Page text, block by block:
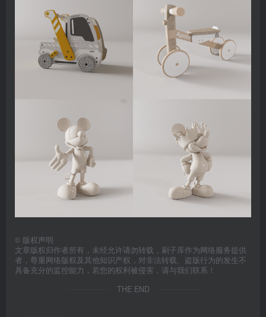
© 版权声明
文章版权归作者所有，未经允许请勿转载，刷子库作为网络服务提供
者，尊重网络版权及其他知识产权，对非法转载、盗版行为的发生不
具备充分的监控能力，若您的权利被侵害，请与我们联系！
THE END